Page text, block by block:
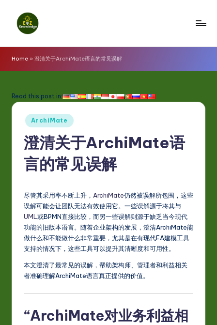
z
K
o
w
S
m
p
fi
Home » 澄清关于ArchiMate语言的常见误解
Read this post in:
Posted
in
ArchiMate
澄清关于ArchiMate语
言的常见误解
尽管其采用率不断上升， ArchiMate仍然被误解所包围，这些
误解可能会让团队无法有效使用它。一些误解源于将其与
UML 或BPMN直接比较，而另一些误解则源于缺乏当今现代
功能的旧版本语言。随着企业架构的发展，澄清ArchiMate能
做什么和不能做什么非常重要，尤其是在有现代EA建模工具
支持的情况下，这些工具可以提升其清晰度和可用性。
本文澄清了最常见的误解，帮助架构师、管理者和利益相关
者准确理解ArchiMate语言真正提供的价值。
“ArchiMate对业务利益相